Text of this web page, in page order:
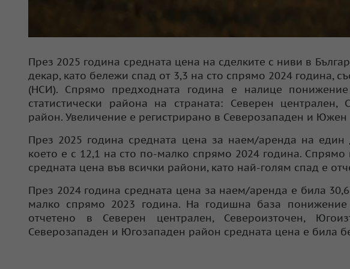
През 2025 година средната цена на сделките с ниви в
декар, като бележи спад от 3,3 на сто спрямо 2024 година,
(НСИ). Спрямо предходната година е налице
статистически района на страната: Северен
район. Увеличение е регистрирано в Северозападен и
През 2025 година средната цена за наем/аренда на
което е с 12,1 на сто по-малко спрямо 2024 година.
средната цена във всички райони, като най-голям спад е
През 2024 година средната цена за наем/аренда е била
малко спрямо 2023 година. На годишна база
отчетено в Северен централен, Североизточен,
Северозападен и Югозападен район средната цена е била